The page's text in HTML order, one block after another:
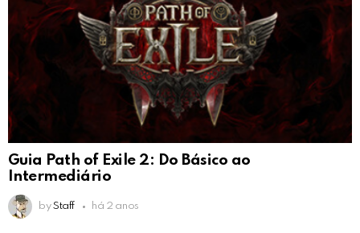
Guia Path of Exile 2: Do Básico ao
Intermediário
by Staff há 2 anos